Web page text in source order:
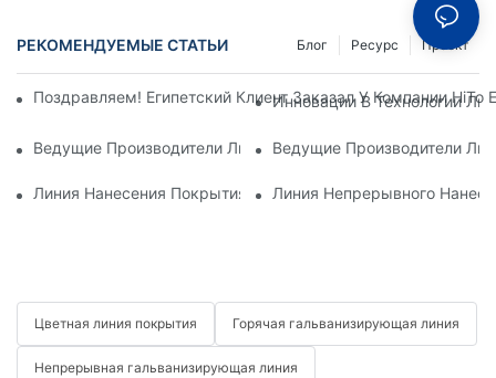
РЕКОМЕНДУЕМЫЕ СТАТЬИ Проект
Ресурс
Блог
Поздравляем! Египетский Клиент Заказал У Компании
Инновации В Технологии
Ведущие Производители Линий Нанесения Покрытий На
Ведущие Производители
Линия Нанесения Покрытия На Рулоны: Необходимая
Линия Непрерывного
Цветная линия покрытия Горячая гальванизирующая линия
Непрерывная гальванизирующая линия